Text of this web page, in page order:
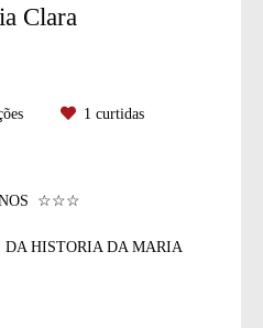
Clara
1 curtidas
☆☆☆
DA HISTORIA DA MARIA